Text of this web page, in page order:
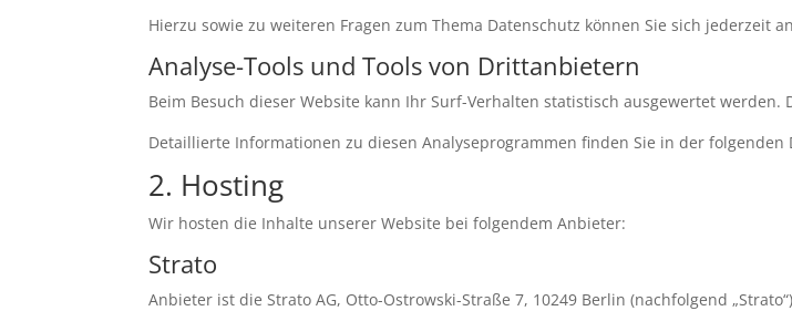
Hierzu sowie zu weiteren Fragen zum Thema Datenschutz können Sie sich jederzeit
Analyse-Tools und Tools von Dritt­anbietern
Beim Besuch dieser Website kann Ihr Surf-Verhalten statistisch ausgewertet
Detaillierte Informationen zu diesen Analyseprogrammen finden Sie in der folgenden
2. Hosting
Wir hosten die Inhalte unserer Website bei folgendem Anbieter:
Strato
Anbieter ist die Strato AG, Otto-Ostrowski-Straße 7, 10249 Berlin (nachfolgend